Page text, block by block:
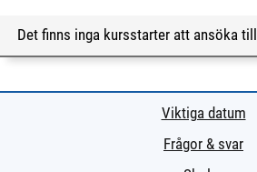
Det finns inga kursstarter att ansöka
Viktiga datum
Frågor & svar